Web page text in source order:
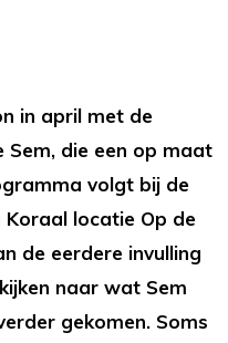
in april met de
Sem, die een op maat
volgt bij de
locatie Op de
de eerdere invulling
naar wat Sem
gekomen. Soms